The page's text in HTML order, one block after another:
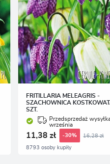
FRITILLARIA MELEAGRIS -
SZACHOWNICA
SZT.
Przedsprzedaż
września
11,38 zł -30% 16,28 zł
8793 osoby kupiły